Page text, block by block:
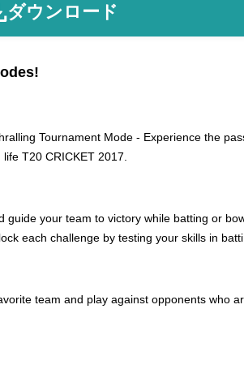
ダウンロード
Tournament Mode - Experience the
T20 CRICKET 2017.
guide your team to victory while batting or
each challenge by testing your skills in
team and play against opponents who